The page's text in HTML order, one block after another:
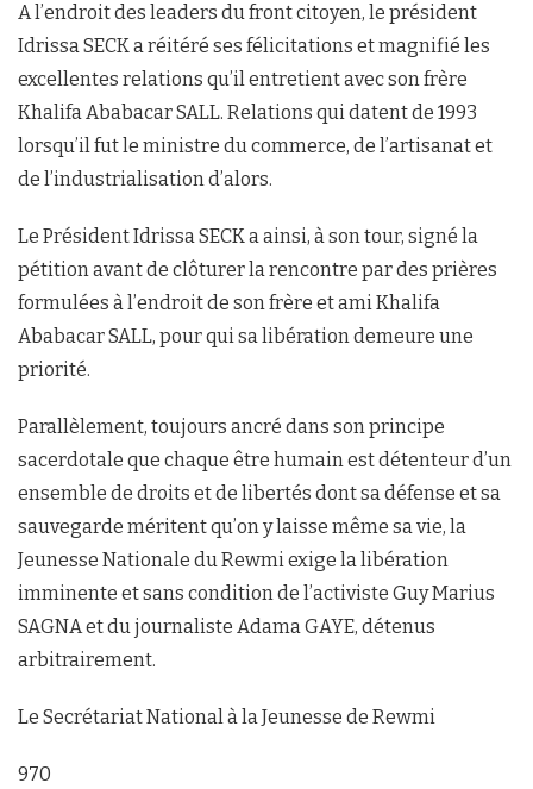
A l’endroit des leaders du front citoyen, le président
Idrissa SECK a réitéré ses félicitations et magnifié les
excellentes relations qu’il entretient avec son frère
Khalifa Ababacar SALL. Relations qui datent de 1993
lorsqu’il fut le ministre du commerce, de l’artisanat et
de l’industrialisation d’alors.
Le Président Idrissa SECK a ainsi, à son tour, signé la
pétition avant de clôturer la rencontre par des prières
formulées à l’endroit de son frère et ami Khalifa
Ababacar SALL, pour qui sa libération demeure une
priorité.
Parallèlement, toujours ancré dans son principe
sacerdotale que chaque être humain est détenteur d’un
ensemble de droits et de libertés dont sa défense et sa
sauvegarde méritent qu’on y laisse même sa vie, la
Jeunesse Nationale du Rewmi exige la libération
imminente et sans condition de l’activiste Guy Marius
SAGNA et du journaliste Adama GAYE, détenus
arbitrairement.
Le Secrétariat National à la Jeunesse de Rewmi
970